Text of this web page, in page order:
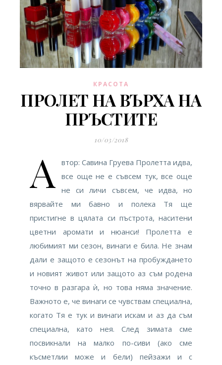
КРАСОТА
ПРОЛЕТ НА ВЪРХА НА
ПРЪСТИТЕ
10/03/2018
А
втор: Савина Груева Пролетта идва,
все още не е съвсем тук, все още
не си личи съвсем, че идва, но
вярвайте ми бавно и полека Тя ще
пристигне в цялата си пъстрота, наситени
цветни аромати и нюанси! Пролетта е
любимият ми сезон, винаги е била. Не знам
дали е защото е сезонът на пробуждането
и новият живот или защото аз съм родена
точно в разгара ѝ, но това няма значение.
Важното е, че винаги се чувствам специална,
когато Тя е тук и винаги искам и аз да съм
специална, като нея. След зимата сме
посвикнали на малко по-сиви (ако сме
късметлии може и бели) пейзажи и с